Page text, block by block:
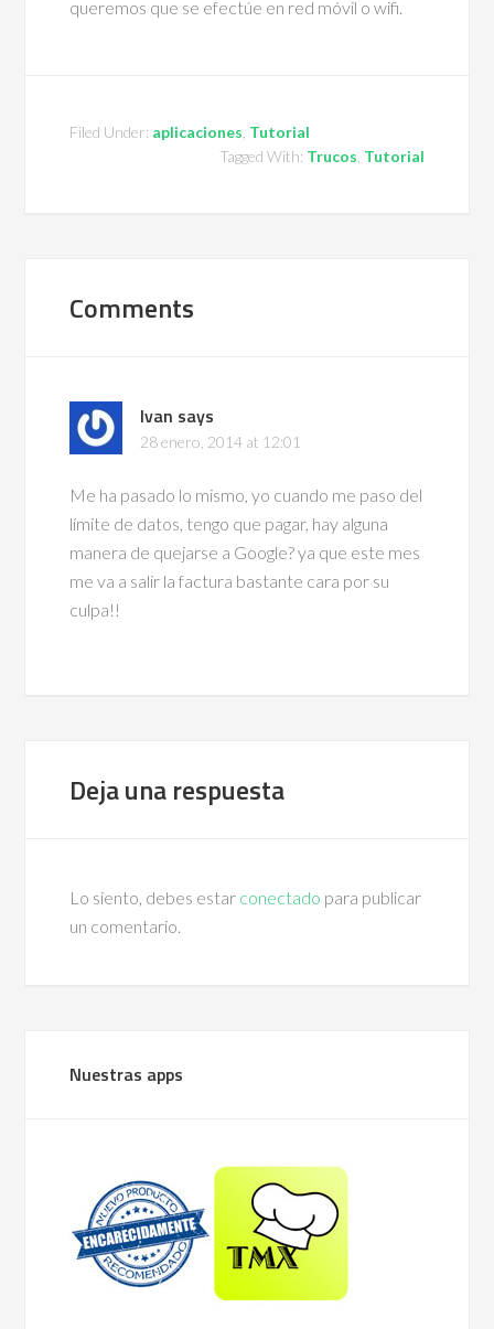
queremos que se efectúe en red móvil o wifi.
Filed Under: aplicaciones Tutorial
Tagged With: Trucos Tutorial
Comments
Ivan says
28 enero, 2014 at 12:01
Me ha pasado lo mismo, yo cuando me paso del
límite de datos, tengo que pagar, hay alguna
manera de quejarse a Google? ya que este mes
me va a salir la factura bastante cara por su
culpa!!
Deja una respuesta
Lo siento, debes estar conectado para publicar
un comentario.
Nuestras apps